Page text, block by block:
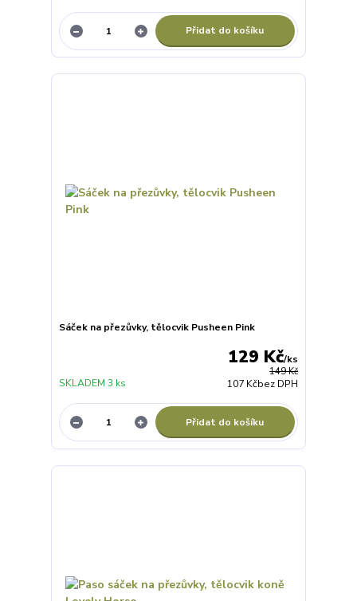
Přidat do košíku
Sáček na přezůvky, tělocvik Pusheen Pink
149 Kč
129 Kč/ks
107 Kčbez DPH
SKLADEM 3 ks
Přidat do košíku